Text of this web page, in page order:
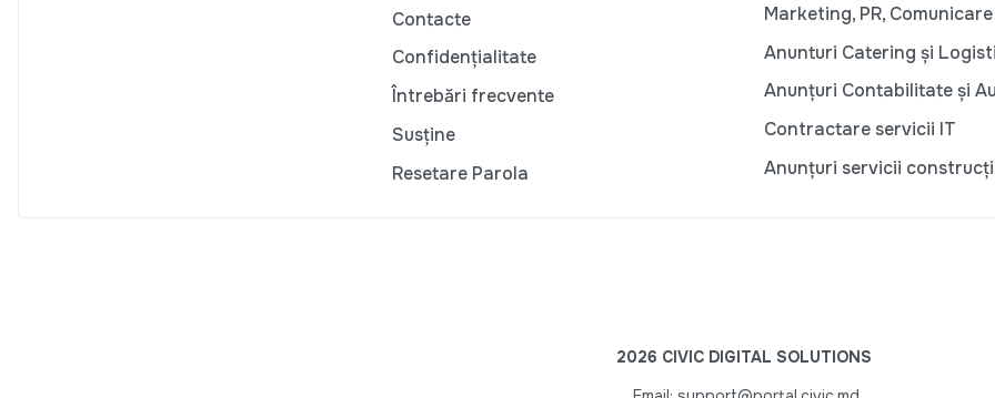
Contacte
Confidențialitate
Întrebări frecvente
Susține
Resetare Parola
Marketing, PR, Comunicare
Anunturi Catering și
Anunțuri Contabilitate și
Contractare servicii IT
Anunțuri servicii
2026 CIVIC DIGITAL SOLUTIONS